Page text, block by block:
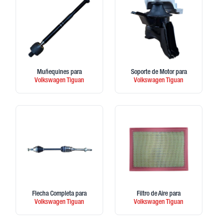
Muñequines para
Volkswagen Tiguan
Soporte de Motor para
Volkswagen Tiguan
Flecha Completa para
Volkswagen Tiguan
Filtro de Aire para
Volkswagen Tiguan